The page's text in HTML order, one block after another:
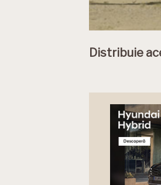
Distribuie